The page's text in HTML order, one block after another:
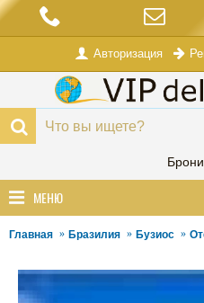
Авторизация
МЕНЮ
Главная Бразилия Бузиос